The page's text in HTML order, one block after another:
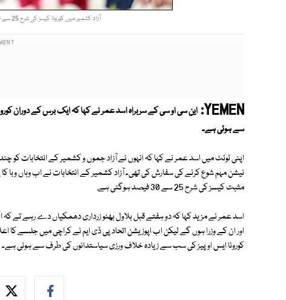
آزاد کشمیر میں کورونا کیسز کی شرح 25 سے 30 فیصد کے درمیان چل رہی ہے، اسد عمر فوٹو: فائل
YEMEN: این سی او سی کے سربراہ اسد عمر نے کہا کہ ایک برس کے دوران
سے ہوئی ہے۔
اپنی ٹوئٹ میں اسد عمر نے کہا کہ انہوں نے آزاد جموں و کشمیر کے انتخابات
نیشن مہم شوع کرنے کی سفارش کی تھی۔ آزاد کشمیر کے انتخابات نے اب وہاں وبا کا
مثبت کیسز کی شرح 25 سے 30 فیصد ہوگئی ہے.
اسد عمر نے مزید کہا کہ دو ہفتے قبل بلاول بھٹو زرداری دھمکیاں دے رہے تے کہ
اور ان کے وزرا ہوں گے لیکن اب اپوزیشن اتحاد پی ڈی ایم نے کراچی میں جلسے
کورونا ایس او پیز کی سب سے زیادہ خلاف ورزی سیاستدانوں کی طرف سے ہوئی ہے۔